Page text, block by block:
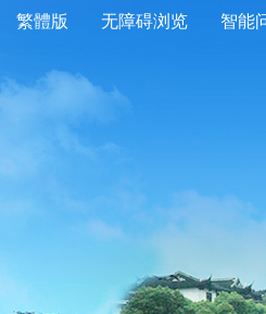
繁體版 无障碍浏览 智能